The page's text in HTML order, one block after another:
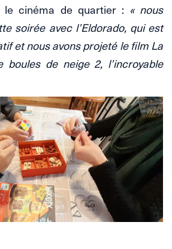
cinéma de quartier : « nous
soirée avec l’Eldorado, qui est
et nous avons projeté le film La
boules de neige 2, l’incroyable